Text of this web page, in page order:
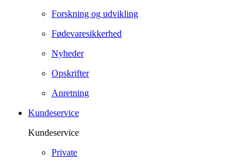
Forskning og udvikling
Fødevaresikkerhed
Nyheder
Opskrifter
Anretning
Kundeservice
Kundeservice
Private